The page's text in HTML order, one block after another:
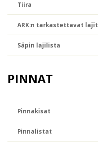
Tiira
ARK:n tarkastettavat lajit
Säpin lajilista
PINNAT
Pinnakisat
Pinnalistat